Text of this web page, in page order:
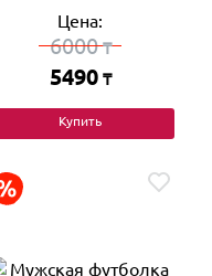
Цена:
6000₸
5490 ₸
Купить